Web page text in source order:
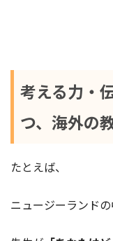
考える力・
つ、海外の
たとえば、
ニュージーランドの